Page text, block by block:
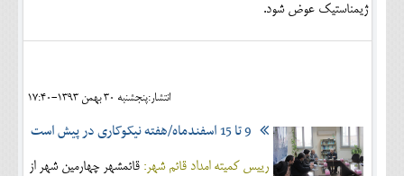
ژيمناستيك عوض شود.
انتشار:پنجشنبه 30 بهمن 1393-17:40
9 تا 15 اسفندماه/هفته نیکوکاری در پیش است
رییس کمیته امداد قائم شهر: قائمشهر چهارمین شهر از